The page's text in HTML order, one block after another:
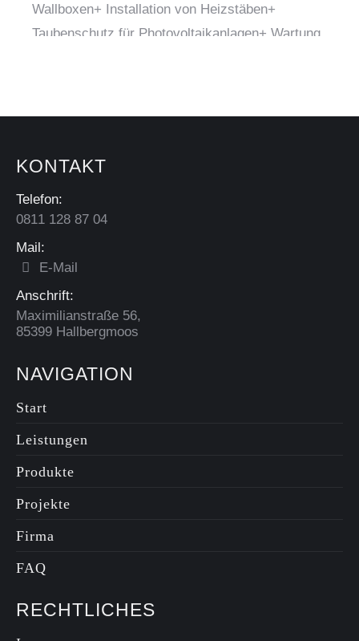
Wallboxen+ Installation von Heizstäben+
Taubenschutz für Photovoltaikanlagen+ Wartung
#solaranlage#photovoltaikanlagen#solarenergie
1 0
KONTAKT
Telefon:
0811 128 87 04
Mail:
E-Mail
Anschrift:
Maximilianstraße 56,
85399 Hallbergmoos
NAVIGATION
Start
Leistungen
Produkte
Projekte
Firma
FAQ
RECHTLICHES